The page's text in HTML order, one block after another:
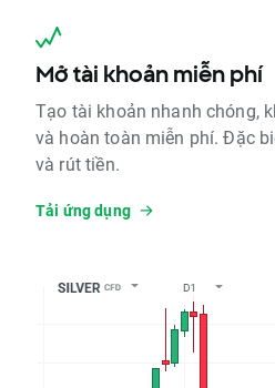
Mở tài khoản miễn phí
Tạo tài khoản nhanh chóng,
và hoàn toàn miễn phí. Đặc
và rút tiền.
Tải ứng dụng